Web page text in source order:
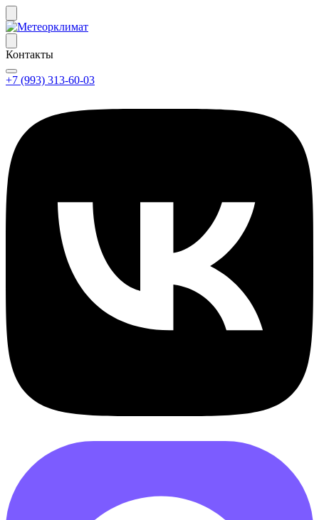
Контакты
+7 (993) 313-60-03